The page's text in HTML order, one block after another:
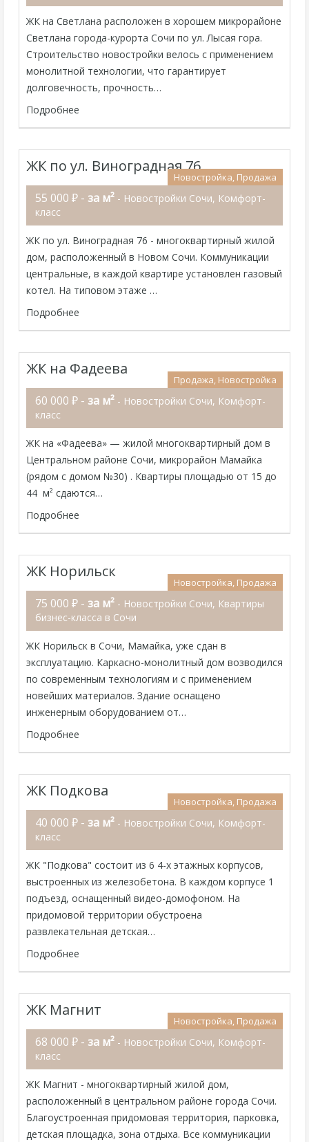
ЖК на Светлана расположен в хорошем микрорайоне
Светлана города-курорта Сочи по ул. Лысая гора.
Строительство новостройки велось с применением
монолитной технологии, что гарантирует
долговечность, прочность…
Подробнее
ЖК по ул. Виноградная 76
Новостройка, Продажа
55 000 ₽ - за м² - Новостройки Сочи, Комфорт-
класс
ЖК по ул. Виноградная 76 - многоквартирный жилой
дом, расположенный в Новом Сочи. Коммуникации
центральные, в каждой квартире установлен газовый
котел. На типовом этаже …
Подробнее
ЖК на Фадеева
Продажа, Новостройка
60 000 ₽ - за м² - Новостройки Сочи, Комфорт-
класс
ЖК на «Фадеева» — жилой многоквартирный дом в
Центральном районе Сочи, микрорайон Мамайка
(рядом с домом №30) . Квартиры площадью от 15 до
44 м² сдаются…
Подробнее
ЖК Норильск
Новостройка, Продажа
75 000 ₽ - за м² - Новостройки Сочи, Квартиры
бизнес-класса в Сочи
ЖК Норильск в Сочи, Мамайка, уже сдан в
эксплуатацию. Каркасно-монолитный дом возводился
по современным технологиям и с применением
новейших материалов. Здание оснащено
инженерным оборудованием от…
Подробнее
ЖК Подкова
Новостройка, Продажа
40 000 ₽ - за м² - Новостройки Сочи, Комфорт-
класс
ЖК "Подкова" состоит из 6 4-х этажных корпусов,
выстроенных из железобетона. В каждом корпусе 1
подъезд, оснащенный видео-домофоном. На
придомовой территории обустроена
развлекательная детская…
Подробнее
ЖК Магнит
Новостройка, Продажа
68 000 ₽ - за м² - Новостройки Сочи, Комфорт-
класс
ЖК Магнит - многоквартирный жилой дом,
расположенный в центральном районе города Сочи.
Благоустроенная придомовая территория, парковка,
детская площадка, зона отдыха. Все коммуникации